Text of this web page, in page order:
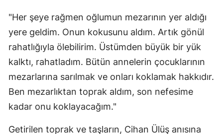
"Her şeye rağmen oğlumun mezarının yer aldığı
yere geldim. Onun kokusunu aldım. Artık gönül
rahatlığıyla ölebilirim. Üstümden büyük bir yük
kalktı, rahatladım. Bütün annelerin çocuklarının
mezarlarına sarılmak ve onları koklamak hakkıdır.
Ben mezarlıktan toprak aldım, son nefesime
kadar onu koklayacağım."
Getirilen toprak ve taşların, Cihan Ülüş anısına